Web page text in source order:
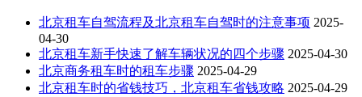
北京租车自驾流程及北京租车自驾时的注意事项 2025-
04-30
北京租车新手快速了解车辆状况的四个步骤 2025-04-30
北京商务租车时的租车步骤 2025-04-29
北京租车时的省钱技巧，北京租车省钱攻略 2025-04-29